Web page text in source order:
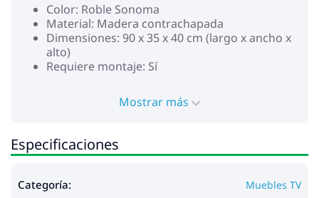
Color: Roble Sonoma
Material: Madera contrachapada
Dimensiones: 90 x 35 x 40 cm (largo x ancho x
alto)
Requiere montaje: Sí
Mostrar más
Especificaciones
Categoría: Muebles TV